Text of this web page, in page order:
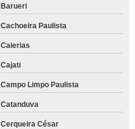
Barueri
Cachoeira Paulista
Caierias
Cajati
Campo Limpo Paulista
Catanduva
Cerqueira César